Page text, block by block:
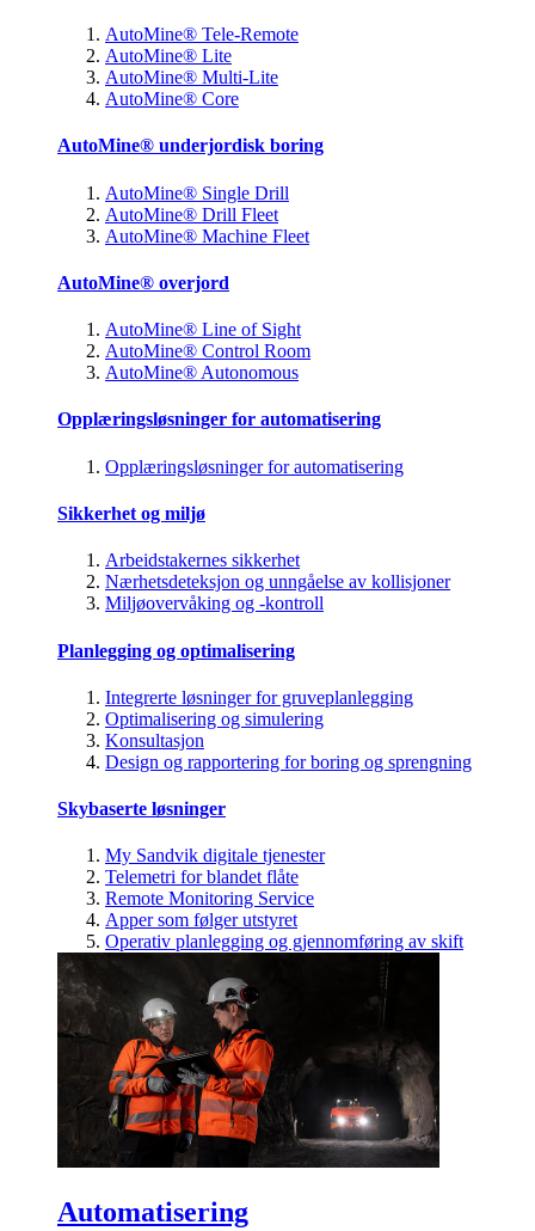
AutoMine® Tele-Remote
AutoMine® Lite
AutoMine® Multi-Lite
AutoMine® Core
AutoMine® underjordisk boring
AutoMine® Single Drill
AutoMine® Drill Fleet
AutoMine® Machine Fleet
AutoMine® overjord
AutoMine® Line of Sight
AutoMine® Control Room
AutoMine® Autonomous
Opplæringsløsninger for automatisering
Opplæringsløsninger for automatisering
Sikkerhet og miljø
Arbeidstakernes sikkerhet
Nærhetsdeteksjon og unngåelse av kollisjoner
Miljøovervåking og -kontroll
Planlegging og optimalisering
Integrerte løsninger for gruveplanlegging
Optimalisering og simulering
Konsultasjon
Design og rapportering for boring og sprengning
Skybaserte løsninger
My Sandvik digitale tjenester
Telemetri for blandet flåte
Remote Monitoring Service
Apper som følger utstyret
Operativ planlegging og gjennomføring av skift
Automatisering